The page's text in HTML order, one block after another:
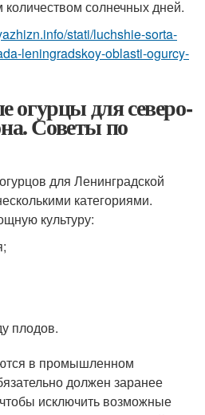
солнечных дней.
stati/luchshie-sorta-
leningradskoy-oblasti-ogurcy-
для северо-
Советы по
для Ленинградской
категориями.
культуру:
плодов.
в промышленном
должен заранее
исключить возможные